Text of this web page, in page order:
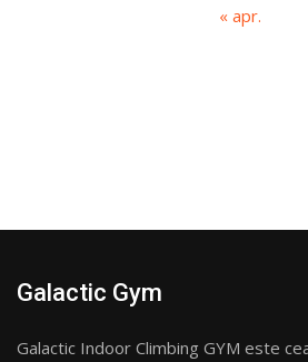
« apr.
Galactic Gym
Galactic Indoor Climbing GYM este